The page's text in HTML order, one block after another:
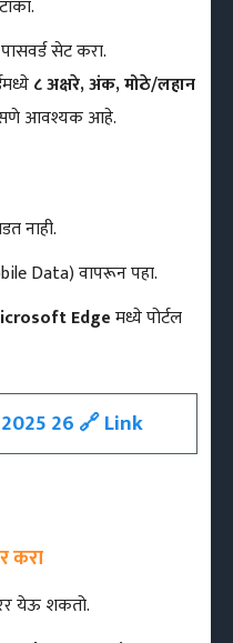
सेट करा.
८ अक्षरे, अंक, मोठे/लहान
आवश्यक आहे.
नाही.
Data) वापरून पहा.
Edgeमध्ये पोर्टल
26 🔗 Link
करा
येऊ शकतो.